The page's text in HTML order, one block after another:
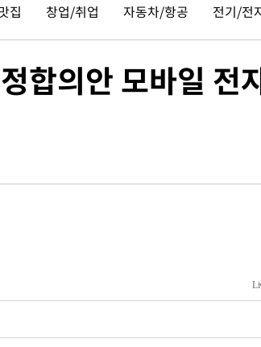
집 창업/취업 자동차/항공 전기/전
합의안 모바일 전